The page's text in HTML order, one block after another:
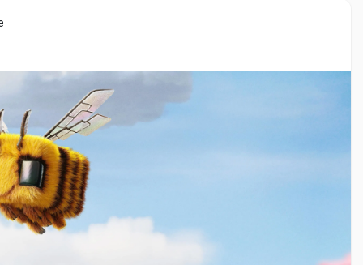
impossible-the-final-reckoning-francais